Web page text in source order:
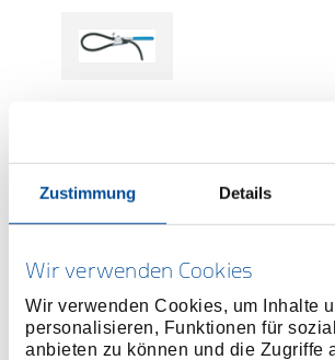
Zustimmung Details
Wir verwenden Cookies
Wir verwenden Cookies, um Inhalte
personalisieren, Funktionen für
anbieten zu können und die Zugriffe
ONLINE KAUFEN
HÄNDLER FINDEN
Produktlinie